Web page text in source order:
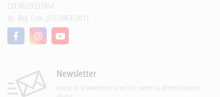
CUI:RO29337854
Nr. Reg. Com.:J23/2963/2011
Newsletter
Inscrie-te la newsletter si vei fi la curent cu ultimele noastre